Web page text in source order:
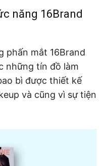
năng 16Brand
phấn mắt 16Brand
những tín đồ làm
bì được thiết kế
và cũng vì sự tiện